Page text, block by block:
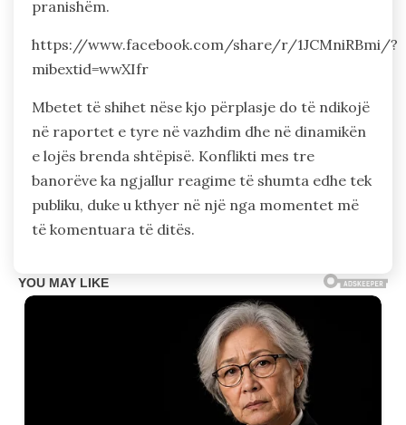
pranishëm.
https://www.facebook.com/share/r/1JCMniRBmi/?
mibextid=wwXIfr
Mbetet të shihet nëse kjo përplasje do të ndikojë
në raportet e tyre në vazhdim dhe në dinamikën
e lojës brenda shtëpisë. Konflikti mes tre
banorëve ka ngjallur reagime të shumta edhe tek
publiku, duke u kthyer në një nga momentet më
të komentuara të ditës.